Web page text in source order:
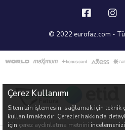
© 2022 eurofaz.com -
Çerez Kullanımı
Sitemizin işlemesini sağlamak için teknik
kullanılmaktadır. Çerezler hakkında
için çerez aydınlatma metnini